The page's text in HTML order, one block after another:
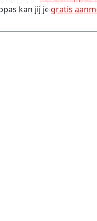
Amersfoort
Arnhem
kan jij je gratis